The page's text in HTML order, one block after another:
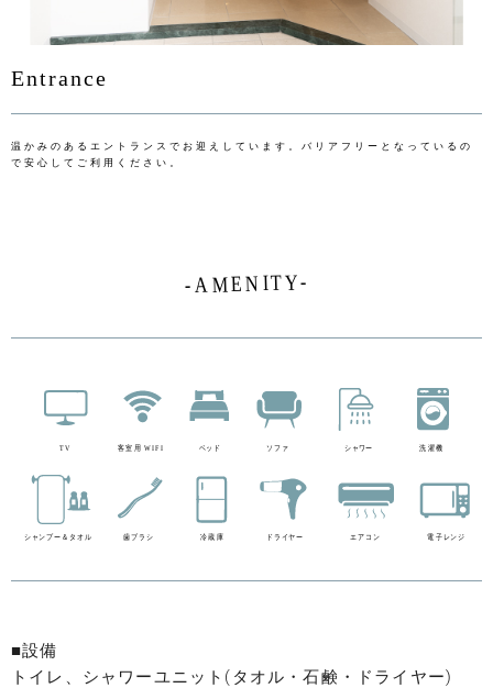
Entrance
温かみのあるエントランスでお迎えしています。バリアフリーとなっているの
で安心してご利用ください。
■設備
トイレ、シャワーユニット(タオル・石鹸・ドライヤー)